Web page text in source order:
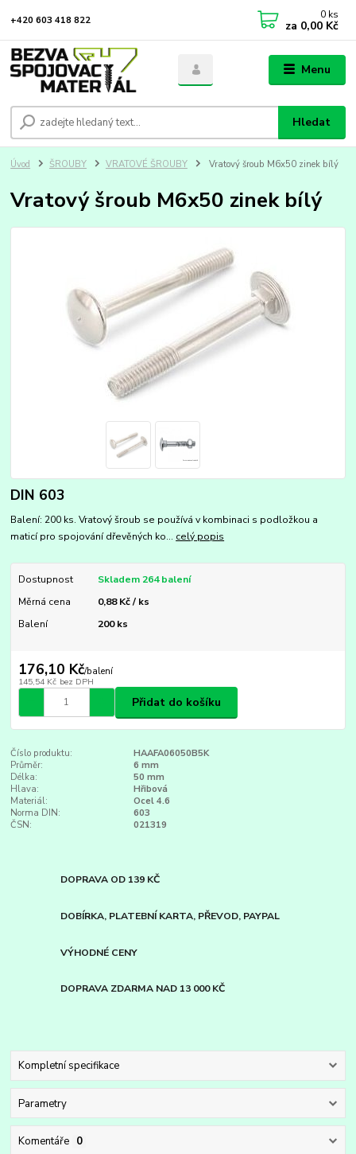
Menu
Hledat
+420 603 418 822 0 ks
za 0,00 Kč
Úvod ŠROUBY VRATOVÉ ŠROUBY Vratový šroub M6x50 zinek bílý
Vratový šroub M6x50 zinek bílý
DIN 603
Balení: 200 ks. Vratový šroub se používá v kombinaci s podložkou a
maticí pro spojování dřevěných ko... celý popis
Dostupnost
Skladem 264 balení
Měrná cena
0,88 Kč / ks
Balení
200 ks
176,10 Kč/balení
145,54 Kč bez DPH
Přidat do košíku
Číslo produktu:
HAAFA06050B5K
Průměr:
6 mm
Délka:
50 mm
Hlava:
Hřibová
Materiál:
Ocel 4.6
Norma DIN:
603
ČSN:
021319
DOPRAVA OD 139 KČ
DOBÍRKA, PLATEBNÍ KARTA, PŘEVOD, PAYPAL
VÝHODNÉ CENY
DOPRAVA ZDARMA NAD 13 000 KČ
Kompletní specifikace
Parametry
Komentáře 0